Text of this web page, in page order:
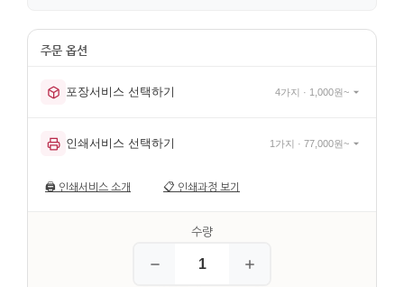
포장서비스 선택하기 4가지 · 1,000원~
인쇄서비스 선택하기 1가지 · 77,000원~
🖨️ 인쇄서비스 소개 📋 인쇄과정 보기